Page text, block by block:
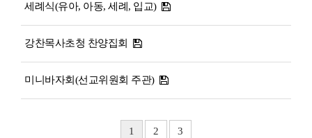
세례식(유아, 아동, 세례, 입교)
강찬목사초청 찬양집회
미니바자회(선교위원회 주관)
1 2 3